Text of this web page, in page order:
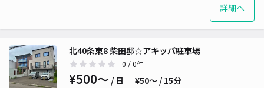
詳細へ
北40条東8 柴田邸☆アキッパ駐車場
0 / 0件
¥500〜 / 日 ¥50〜 / 15分